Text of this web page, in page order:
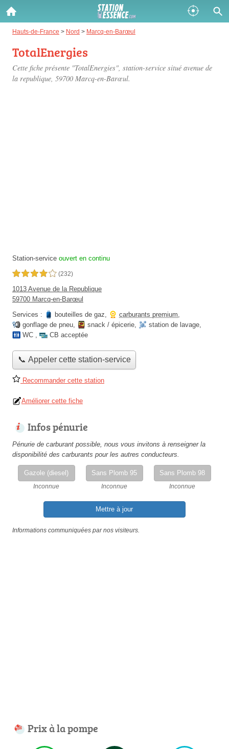
Hauts-de-France > Nord > Marcq-en-Barœul
TotalEnergies
Cette fiche présente "TotalEnergies", station-service situé avenue de
la republique, 59700 Marcq-en-Barœul.
Station-service ouvert en continu
4,0 étoiles sur 5 (232)
1013 Avenue de la Republique
59700 Marcq-en-Barœul
Services :
bouteilles de gaz, carburants premium,
gonflage de pneu, snack / épicerie, station de lavage,
WC , CB acceptée
📞 Appeler cette station-service
Recommander cette station
Améliorer cette fiche
Infos pénurie
Pénurie de carburant possible, nous vous invitons à renseigner la
disponibilité des carburants pour les autres conducteurs.
Gazole (diesel)
Inconnue
Sans Plomb 95
Inconnue
Sans Plomb 98
Inconnue
Mettre à jour
Informations communiquées par nos visiteurs.
Prix à la pompe
Gazole :
Disponible
SP 98 :